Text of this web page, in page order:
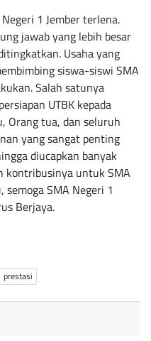
1 Jember terlena.
jawab yang lebih besar
Usaha yang
siswa-siswi SMA
Salah satunya
UTBK kepada
Orang tua, dan seluruh
yang sangat penting
diucapkan banyak
kontribusinya untuk SMA
semoga SMA Negeri 1
Berjaya.
prestasi